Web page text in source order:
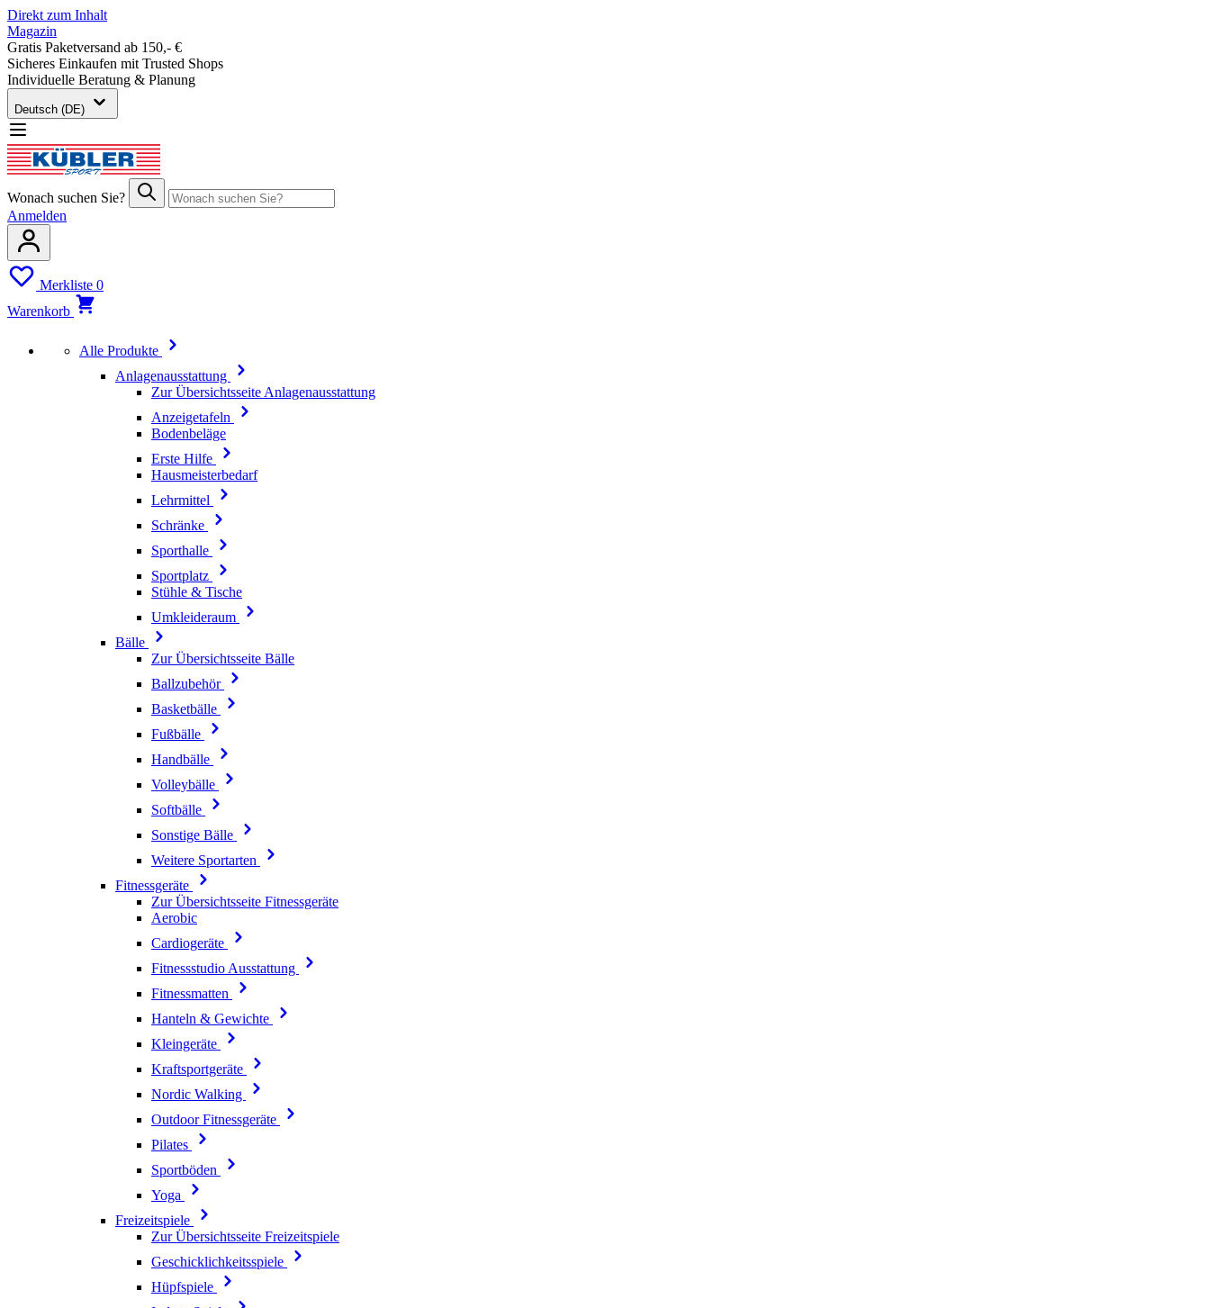
Direkt zum Inhalt
Magazin
Gratis Paketversand ab 150,- €
Sicheres Einkaufen mit Trusted Shops
Individuelle Beratung & Planung
Deutsch (DE)
Wonach suchen Sie?
Anmelden
Merkliste 0
Warenkorb
Alle Produkte
Anlagenausstattung
Zur Übersichtsseite Anlagenausstattung
Anzeigetafeln
Bodenbeläge
Erste Hilfe
Hausmeisterbedarf
Lehrmittel
Schränke
Sporthalle
Sportplatz
Stühle & Tische
Umkleideraum
Bälle
Zur Übersichtsseite Bälle
Ballzubehör
Basketbälle
Fußbälle
Handbälle
Volleybälle
Softbälle
Sonstige Bälle
Weitere Sportarten
Fitnessgeräte
Zur Übersichtsseite Fitnessgeräte
Aerobic
Cardiogeräte
Fitnessstudio Ausstattung
Fitnessmatten
Hanteln & Gewichte
Kleingeräte
Kraftsportgeräte
Nordic Walking
Outdoor Fitnessgeräte
Pilates
Sportböden
Yoga
Freizeitspiele
Zur Übersichtsseite Freizeitspiele
Geschicklichkeitsspiele
Hüpfspiele